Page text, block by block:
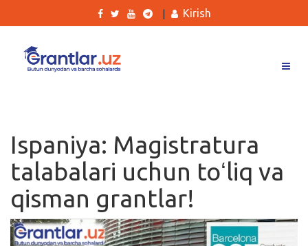
Ishlar
Kurslar
Blog
Yana
Kirish
Ispaniya: Magistratura
talabalari uchun toʻliq va
qisman grantlar!